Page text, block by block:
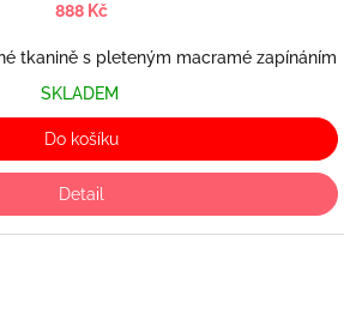
888 Kč
tkanině s pleteným macramé zapínáním
SKLADEM
Do košíku
Detail